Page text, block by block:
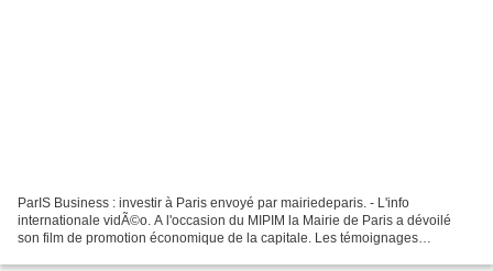
ParIS Business : investir à Paris envoyé par mairiedeparis. - L'info
internationale vidÃ©o. A l'occasion du MIPIM la Mairie de Paris a dévoilé
son film de promotion économique de la capitale. Les témoignages